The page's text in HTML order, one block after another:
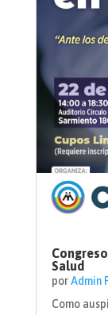
Salud
porAdmin
Como